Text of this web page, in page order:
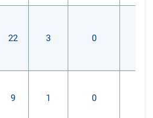
22 3 0
9 1 0